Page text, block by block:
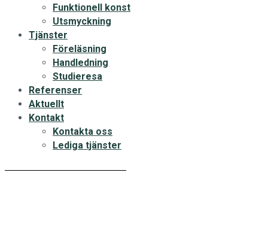
Funktionell konst
Utsmyckning
Tjänster
Föreläsning
Handledning
Studieresa
Referenser
Aktuellt
Kontakt
Kontakta oss
Lediga tjänster